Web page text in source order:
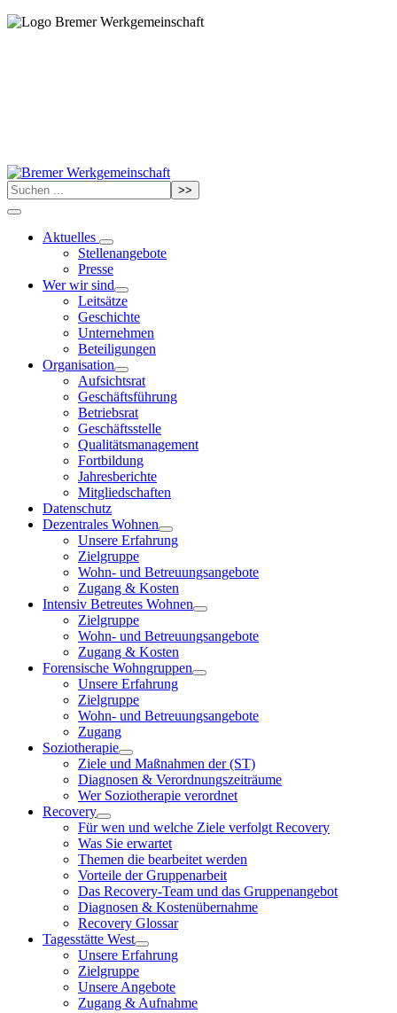
>>
Aktuelles
Stellenangebote
Presse
Wer wir sind
Leitsätze
Geschichte
Unternehmen
Beteiligungen
Organisation
Aufsichtsrat
Geschäftsführung
Betriebsrat
Geschäftsstelle
Qualitätsmanagement
Fortbildung
Jahresberichte
Mitgliedschaften
Datenschutz
Dezentrales Wohnen
Unsere Erfahrung
Zielgruppe
Wohn- und Betreuungsangebote
Zugang & Kosten
Intensiv Betreutes Wohnen
Zielgruppe
Wohn- und Betreuungsangebote
Zugang & Kosten
Forensische Wohngruppen
Unsere Erfahrung
Zielgruppe
Wohn- und Betreuungsangebote
Zugang
Soziotherapie
Ziele und Maßnahmen der (ST)
Diagnosen & Verordnungszeiträume
Wer Soziotherapie verordnet
Recovery
Für wen und welche Ziele verfolgt Recovery
Was Sie erwartet
Themen die bearbeitet werden
Vorteile der Gruppenarbeit
Das Recovery-Team und das Gruppenangebot
Diagnosen & Kostenübernahme
Recovery Glossar
Tagesstätte West
Unsere Erfahrung
Zielgruppe
Unsere Angebote
Zugang & Aufnahme